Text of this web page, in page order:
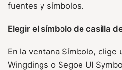
fuentes y símbolos.
Elegir el símbolo de casilla
En la ventana Símbolo, elige
Wingdings o Segoe UI